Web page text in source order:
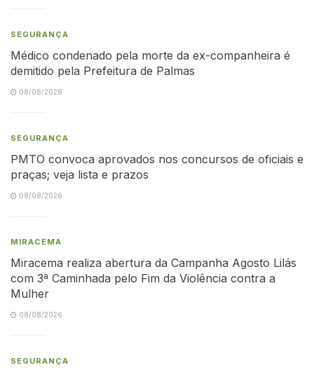
SEGURANÇA
Médico condenado pela morte da ex-companheira é
demitido pela Prefeitura de Palmas
08/08/2026
SEGURANÇA
PMTO convoca aprovados nos concursos de oficiais e
praças; veja lista e prazos
08/08/2026
MIRACEMA
Miracema realiza abertura da Campanha Agosto Lilás
com 3ª Caminhada pelo Fim da Violência contra a
Mulher
08/08/2026
SEGURANÇA